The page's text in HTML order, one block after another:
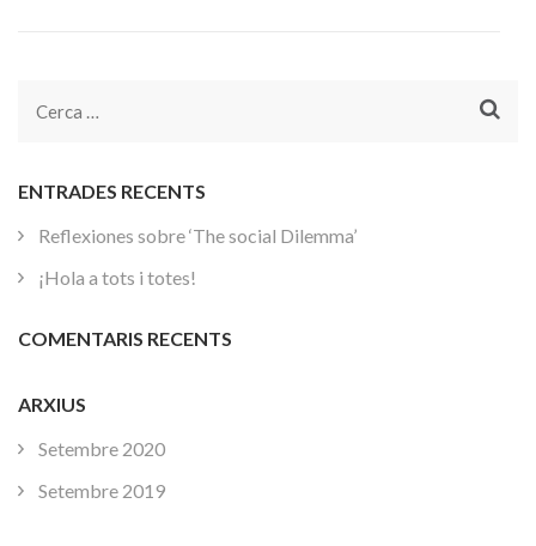
Cerca:
ENTRADES RECENTS
Reflexiones sobre ‘The social Dilemma’
¡Hola a tots i totes!
COMENTARIS RECENTS
ARXIUS
Setembre 2020
Setembre 2019